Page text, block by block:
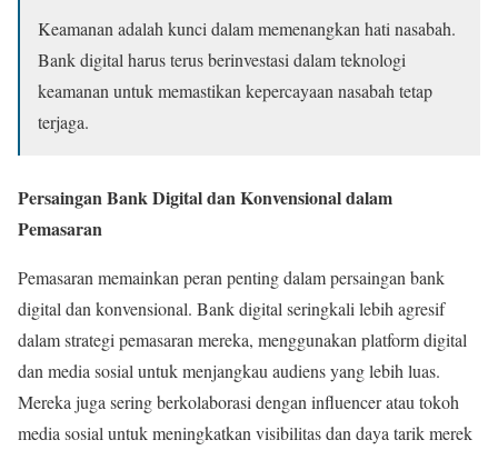
Keamanan adalah kunci dalam memenangkan hati nasabah.
Bank digital harus terus berinvestasi dalam teknologi
keamanan untuk memastikan kepercayaan nasabah tetap
terjaga.
Persaingan Bank Digital dan Konvensional dalam
Pemasaran
Pemasaran memainkan peran penting dalam persaingan bank
digital dan konvensional. Bank digital seringkali lebih agresif
dalam strategi pemasaran mereka, menggunakan platform digital
dan media sosial untuk menjangkau audiens yang lebih luas.
Mereka juga sering berkolaborasi dengan influencer atau tokoh
media sosial untuk meningkatkan visibilitas dan daya tarik merek